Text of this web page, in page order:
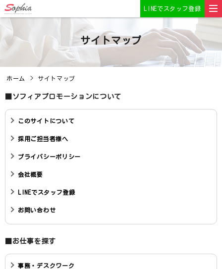
LINEでスタッフ登録
サイトマップ
ホーム サイトマップ
■ソフィアプロモーションについて
このサイトについて
採用ご担当者様へ
プライバシーポリシー
会社概要
LINEでスタッフ登録
お問い合わせ
■お仕事を探す
事務・デスクワーク